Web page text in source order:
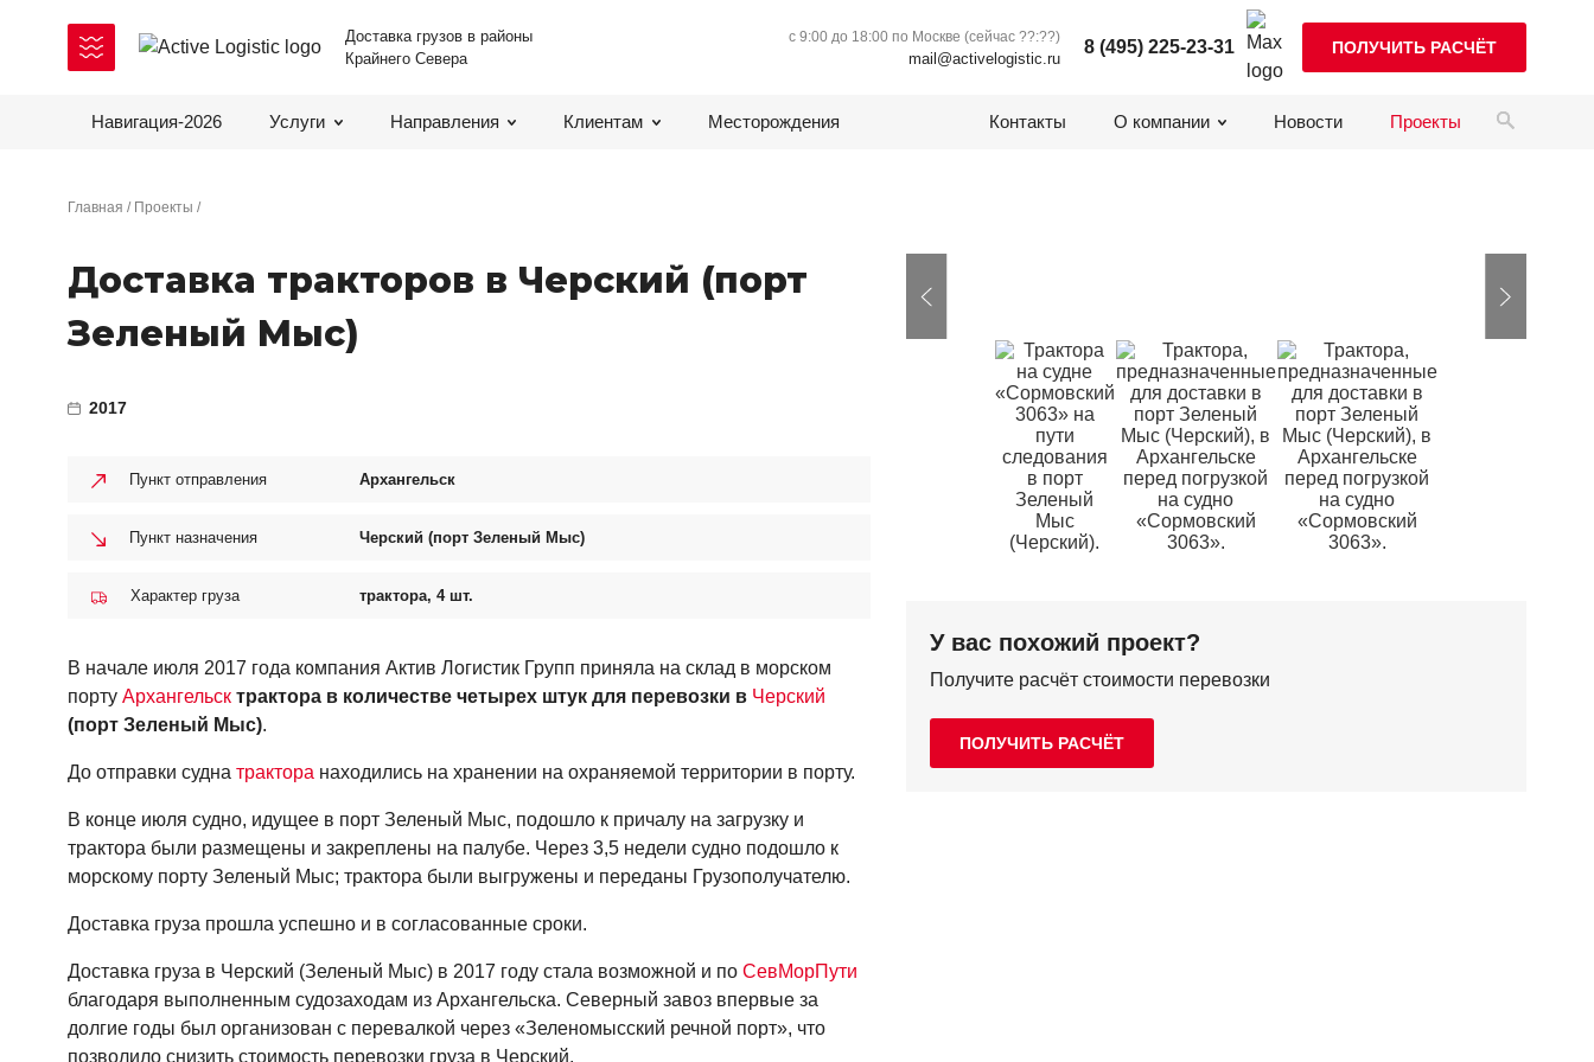
Доставка грузов в районы
Крайнего Севера
с 9:00 до 18:00 по Москве (сейчас ??:??)
mail@activelogistic.ru
8 (495) 225-23-31 ПОЛУЧИТЬ РАСЧЁТ
Навигация-2026 Услуги Направления Клиентам Месторождения Контакты О компании Новости Проекты
Главная Проекты
Доставка тракторов в Черский (порт
Зеленый Мыс)
2017
Пункт отправления Архангельск
Пункт назначения Черский (порт Зеленый Мыс)
Характер груза трактора, 4 шт.
В начале июля 2017 года компания Актив Логистик Групп приняла на склад в морском
порту Архангельск трактора в количестве четырех штук для перевозки в Черский
(порт Зеленый Мыс).
До отправки судна трактора находились на хранении на охраняемой территории в порту.
В конце июля судно, идущее в порт Зеленый Мыс, подошло к причалу на загрузку и
трактора были размещены и закреплены на палубе. Через 3,5 недели судно подошло к
морскому порту Зеленый Мыс; трактора были выгружены и переданы Грузополучателю.
Доставка груза прошла успешно и в согласованные сроки.
Доставка груза в Черский (Зеленый Мыс) в 2017 году стала возможной и по СевМорПути
благодаря выполненным судозаходам из Архангельска. Северный завоз впервые за
долгие годы был организован с перевалкой через «Зеленомысский речной порт», что
позволило снизить стоимость перевозки груза в Черский.
У вас похожий проект?
Получите расчёт стоимости перевозки
ПОЛУЧИТЬ РАСЧЁТ